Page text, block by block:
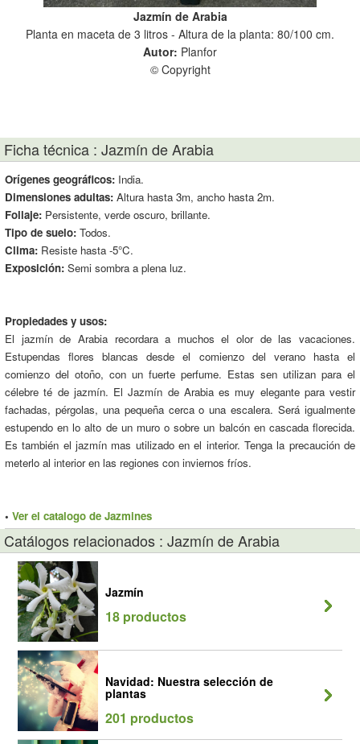
Jazmín de Arabia
Planta en maceta de 3 litros - Altura de la planta: 80/100 cm.
Autor: Planfor
© Copyright
Ficha técnica : Jazmín de Arabia
Orígenes geográficos: India.
Dimensiones adultas: Altura hasta 3m, ancho hasta 2m.
Follaje: Persistente, verde oscuro, brillante.
Tipo de suelo: Todos.
Clima: Resiste hasta -5°C.
Exposición: Semi sombra a plena luz.
Propiedades y usos:
El jazmín de Arabia recordara a muchos el olor de las vacaciones.
Estupendas flores blancas desde el comienzo del verano hasta el
comienzo del otoño, con un fuerte perfume. Estas sen utilizan para el
célebre té de jazmín. El Jazmín de Arabia es muy elegante para vestir
fachadas, pérgolas, una pequeña cerca o una escalera. Será igualmente
estupendo en lo alto de un muro o sobre un balcón en cascada florecida.
Es también el jazmín mas utilizado en el interior. Tenga la precaución de
meterlo al interior en las regiones con inviernos fríos.
• Ver el catalogo de Jazmines
Catálogos relacionados : Jazmín de Arabia
Jazmín
18 productos
Navidad: Nuestra selección de
plantas
201 productos